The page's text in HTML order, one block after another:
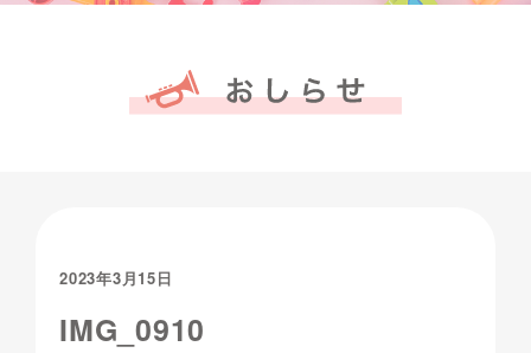
2023年3月15日
IMG_0910